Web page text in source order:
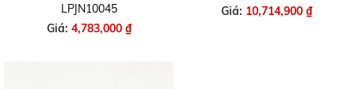
LPJN10045
Giá: 4,783,000 ₫
Giá: 10,714,900 ₫